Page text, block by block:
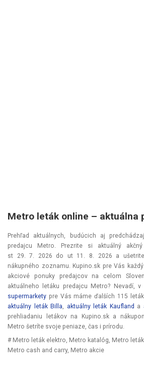
Metro leták online –⁠ aktuálna
Prehľad aktuálnych, budúcich aj
predajcu Metro. Prezrite si aktuálný
st 29. 7. 2026 do ut 11. 8. 2026 a
nákupného zoznamu. Kupino.sk pre Vás
akciové ponuky predajcov na celom
aktuálneho letáku predajcu Metro? Nevadí, v
supermarkety pre Vás máme ďalších 115
aktuálny leták Billa, aktuálny leták Kaufland a
prehliadaniu letákov na Kupino.sk a
Metro šetríte svoje peniaze, čas i prírodu.
# Metro leták elektro, Metro katalóg, Metro
Metro cash and carry, Metro akcie